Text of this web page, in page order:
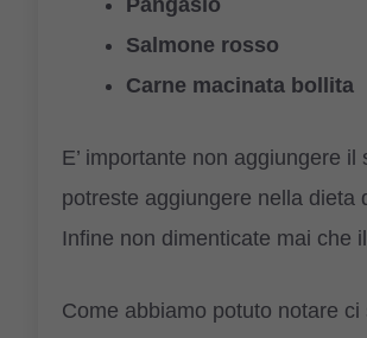
Pangasio
Salmone rosso
Carne macinata bollita
E’ importante non aggiungere
potreste aggiungere nella dieta
Infine non dimenticate mai che
Come abbiamo potuto notare